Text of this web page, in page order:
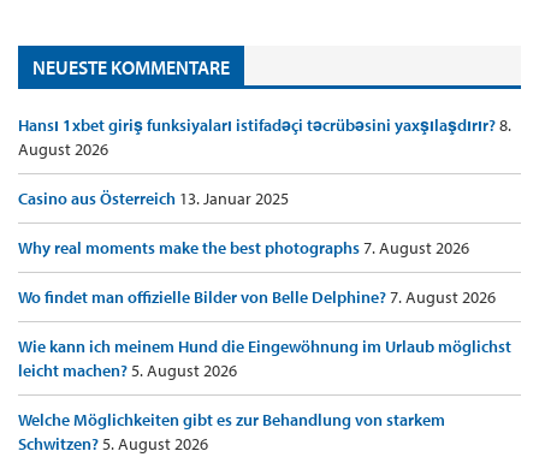
NEUESTE KOMMENTARE
Hansı 1xbet giriş funksiyaları istifadəçi təcrübəsini yaxşılaşdırır?8.
August 2026
Casino aus Österreich 13. Januar 2025
Why real moments make the best photographs7. August 2026
Wo findet man offizielle Bilder von Belle Delphine?7. August 2026
Wie kann ich meinem Hund die Eingewöhnung im Urlaub möglichst
leicht machen?5. August 2026
Welche Möglichkeiten gibt es zur Behandlung von starkem
Schwitzen?5. August 2026